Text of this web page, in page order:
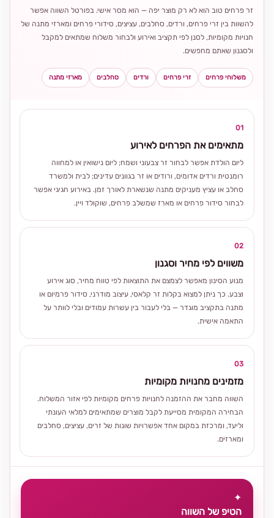
זר פרחים טוב הוא לא רק מוצר יפה — הוא מסר אישי. בפורטל השווה אפשר
להשוות בין זרי פרחים, ורדים, סחלבים, עציצים, סידורי פרחים ומארזי מתנה של
חנויות מקומיות, לסנן לפי תקציב ואירוע ולבחור משלוח שמתאים למקבל
ולסגנון שאתם מחפשים.
משלוחי פרחים זרי פרחים ורדים סחלבים מארזי מתנה
01
מתאימים את הפרחים לאירוע
ליום הולדת אפשר לבחור זר צבעוני ושמח; ליום נישואין או למחווה
רומנטית ורדים אדומים, ורודים או זר בגוונים עדינים; לבית ולמשרד
סחלב או עציץ מעניקים מתנה שנשארת לאורך זמן. באירוע חגיגי אפשר
לבחור סידור פרחים או מארז שמשלב פרחים, שוקולד ויין.
02
משווים לפי מחיר וסגנון
מנוע הסינון מאפשר לצמצם את התוצאות לפי טווח מחיר, סוג אירוע
וצבע. כך ניתן למצוא בקלות זר קלאסי, עיצוב מודרני, סידור פרמיום או
מתנה בתקציב מוגדר — בלי לעבור בין עשרות עמודים ובלי לוותר על
התאמה אישית.
03
מזמינים מחנויות מקומיות
השווה מחבר את ההזמנה לחנויות פרחים מקומיות לפי אזור המשלוח.
הבחירה המקומית מסייעת לקבל מוצרים שמתאימים למלאי העונתי
וליעד, ומרכזת במקום אחד אפשרויות שונות של זרים, עציצים, סחלבים
ומארזים.
✦
הטיפ של השווה